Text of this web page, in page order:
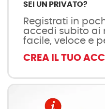
SEI UN PRIVATO?
Registrati in
accedi subito ai
facile, veloce e
CREA IL TUO